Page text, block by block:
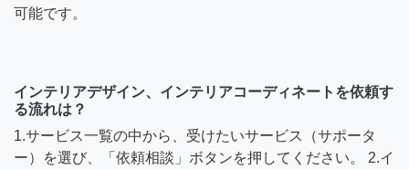
可能です。
インテリアデザイン、インテリアコーディネートを依頼す
る流れは？
1.サービス一覧の中から、受けたいサービス（サポータ
ー）を選び、「依頼相談」ボタンを押してください。 2.イ